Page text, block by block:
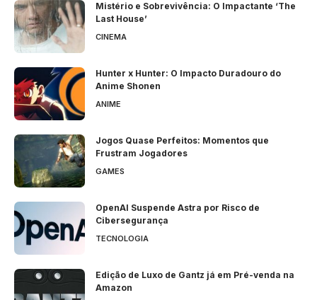
Mistério e Sobrevivência: O Impactante ‘The
Last House’
CINEMA
Hunter x Hunter: O Impacto Duradouro do
Anime Shonen
ANIME
Jogos Quase Perfeitos: Momentos que
Frustram Jogadores
GAMES
OpenAI Suspende Astra por Risco de
Cibersegurança
TECNOLOGIA
Edição de Luxo de Gantz já em Pré-venda na
Amazon